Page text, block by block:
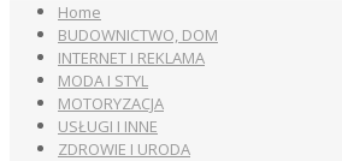
Home
BUDOWNICTWO, DOM
INTERNET I REKLAMA
MODA I STYL
MOTORYZACJA
USŁUGI I INNE
ZDROWIE I URODA